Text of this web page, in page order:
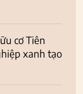
cơ Tiên
xanh tạo